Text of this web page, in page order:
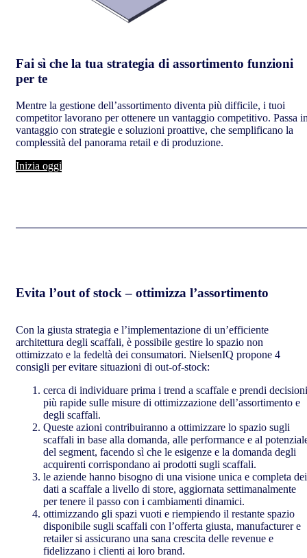
Fai sì che la tua strategia di assortimento funzioni
per te
Mentre la gestione dell’assortimento diventa più difficile, i tuoi
competitor lavorano per ottenere un vantaggio competitivo. Passa
vantaggio con strategie e soluzioni proattive, che semplificano la
complessità del panorama retail e di produzione.
Inizia oggi
Evita l’out of stock – ottimizza l’assortimento
Con la giusta strategia e l’implementazione di un’efficiente
architettura degli scaffali, è possibile gestire lo spazio non
ottimizzato e la fedeltà dei consumatori. NielsenIQ propone 4
consigli per evitare situazioni di out-of-stock:
cerca di individuare prima i trend a scaffale e prendi decisioni
più rapide sulle misure di ottimizzazione dell’assortimento e
degli scaffali.
Queste azioni contribuiranno a ottimizzare lo spazio sugli
scaffali in base alla domanda, alle performance e al
del segment, facendo sì che le esigenze e la domanda degli
acquirenti corrispondano ai prodotti sugli scaffali.
le aziende hanno bisogno di una visione unica e completa dei
dati a scaffale a livello di store, aggiornata settimanalmente
per tenere il passo con i cambiamenti dinamici.
ottimizzando gli spazi vuoti e riempiendo il restante spazio
disponibile sugli scaffali con l’offerta giusta, manufacturer e
retailer si assicurano una sana crescita delle revenue e
fidelizzano i clienti ai loro brand.